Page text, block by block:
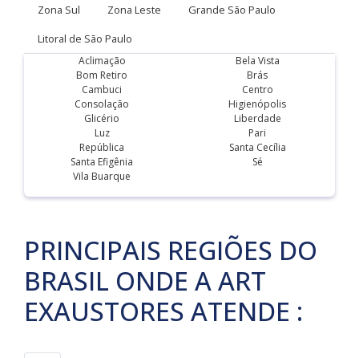
Zona Sul
Zona Leste
Grande São Paulo
Litoral de São Paulo
Aclimação
Bela Vista
Bom Retiro
Brás
Cambuci
Centro
Consolação
Higienópolis
Glicério
Liberdade
Luz
Pari
República
Santa Cecília
Santa Efigênia
Sé
Vila Buarque
PRINCIPAIS REGIÕES DO
BRASIL ONDE A ART
EXAUSTORES ATENDE :